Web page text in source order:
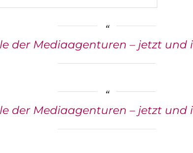
der Mediaagenturen – jetzt und
der Mediaagenturen – jetzt und